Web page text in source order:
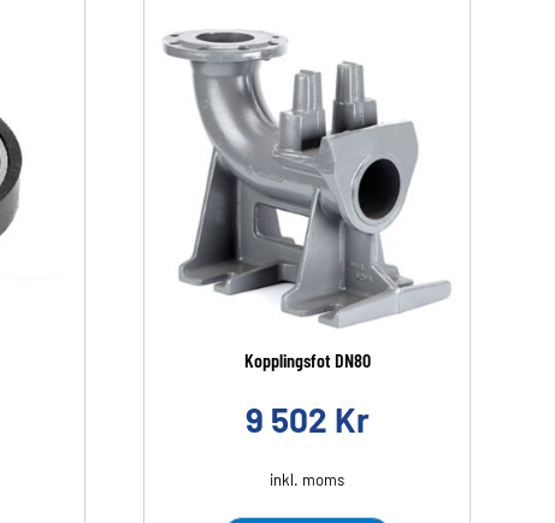
Kopplingsfot DN80
9 502 Kr
inkl. moms